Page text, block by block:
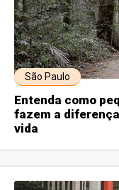
São Paulo
Entenda como
fazem a
vida